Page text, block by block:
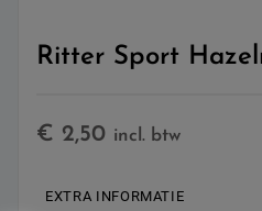
Ritter Sport
€ 2,50 incl. btw
EXTRA INFORMATIE